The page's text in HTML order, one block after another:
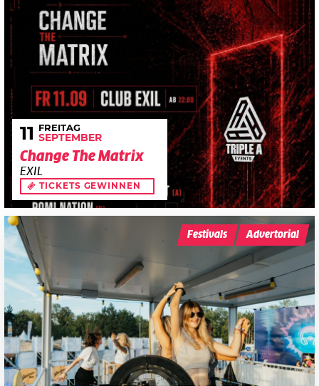
11 FREITAG
SEPTEMBER
Change The Matrix
EXIL
TICKETS GEWINNEN
Festivals Advertorial